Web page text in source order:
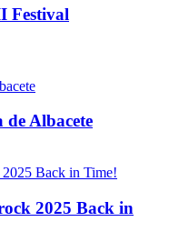
Festival
de Albacete
2025 Back in